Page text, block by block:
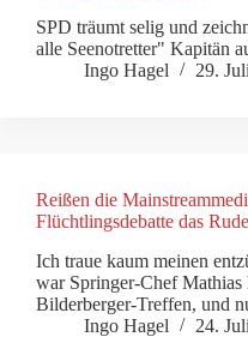
SPD träumt selig und
alle Seenotretter" Kapitän
Ingo Hagel
29.
Reißen die
Flüchtlingsdebatte das
Ich traue kaum meinen
war Springer-Chef
Bilderberger-Treffen, und
Ingo Hagel
24.